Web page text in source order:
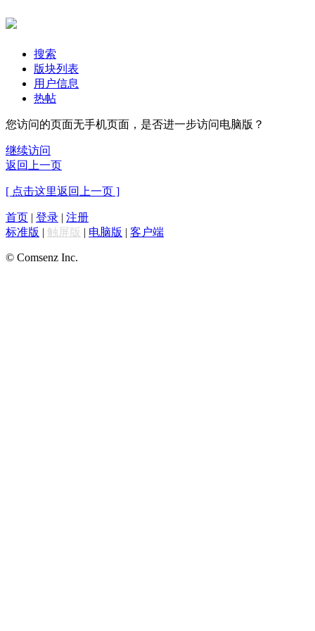
搜索
版块列表
用户信息
热帖
您访问的页面无手机页面，是否进一步访问电脑版？
继续访问
返回上一页
[ 点击这里返回上一页 ]
首页 | 登录 | 注册
标准版 | 触屏版 | 电脑版 | 客户端
© Comsenz Inc.